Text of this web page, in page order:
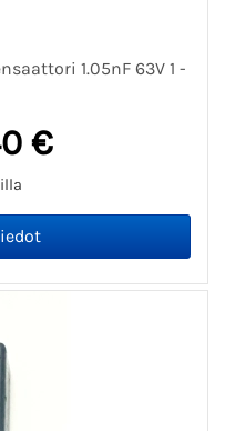
1.05nF 63V 1 -
€